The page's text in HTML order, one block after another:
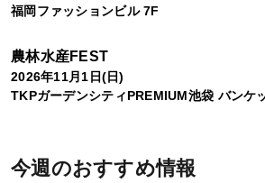
福岡ファッションビル 7F
農林水産FEST
2026年11月1日(日)
TKPガーデンシティPREMIUM池袋 バンケ
今週のおすすめ情報